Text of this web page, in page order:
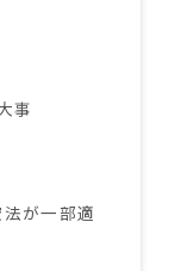
事
が一部適